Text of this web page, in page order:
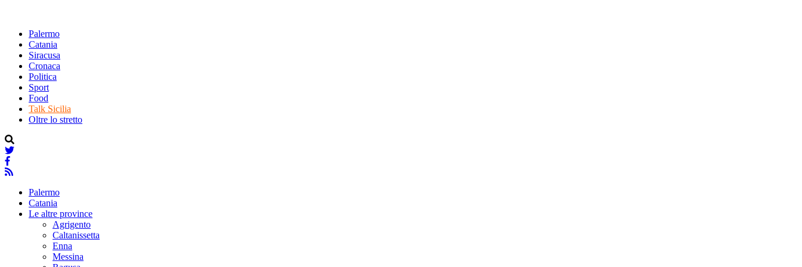
Palermo
Catania
Siracusa
Cronaca
Politica
Sport
Food
Talk Sicilia
Oltre lo stretto
Palermo
Catania
Le altre province
Agrigento
Caltanissetta
Enna
Messina